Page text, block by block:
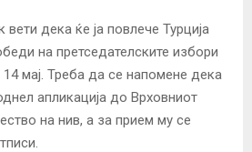
дека ќе ја повлече Турција
на претседателските избори
мај. Треба да се напомене дека
апликација до Врховниот
на нив, а за прием му се